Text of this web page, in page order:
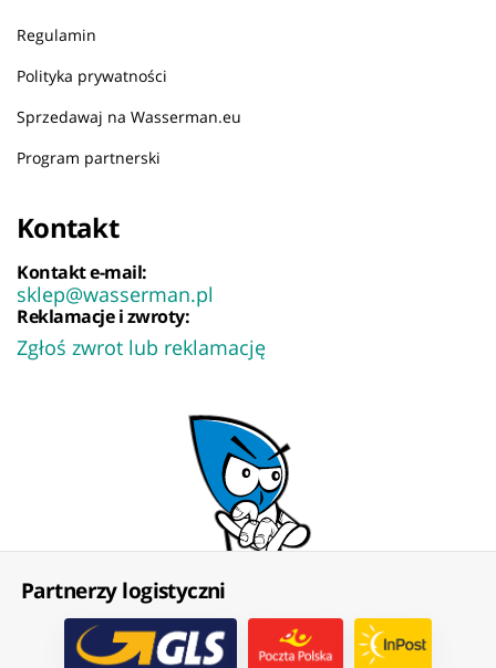
Regulamin
Polityka prywatności
Sprzedawaj na Wasserman.eu
Program partnerski
Kontakt
Kontakt e-mail:
sklep@wasserman.pl
Reklamacje i zwroty:
Zgłoś zwrot lub reklamację
Partnerzy logistyczni